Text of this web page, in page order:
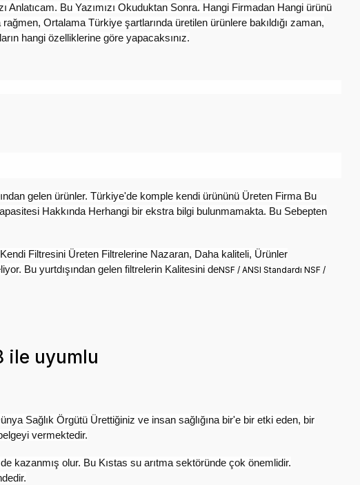
Bu Yazımızı Okuduktan Sonra. Hangi Firmadan Hangi ürünü
Ortalama Türkiye şartlarında üretilen ürünlere bakıldığı zaman,
hangi özelliklerine göre yapacaksınız.
gelen ürünler. Türkiye'de komple kendi ürününü Üreten Firma Bu
Hakkında Herhangi bir ekstra bilgi bulunmamakta. Bu Sebepten
Filtresini Üreten Filtrelerine Nazaran, Daha kaliteli, Ürünler
Bu yurtdışından gelen filtrelerin Kalitesini deNSF / ANSI Standardı NSF /
ile uyumlu
Sağlık Örgütü Ürettiğiniz ve insan sağlığına bir'e bir etki eden, bir
vermektedir.
kazanmış olur. Bu Kıstas su arıtma sektöründe çok önemlidir.